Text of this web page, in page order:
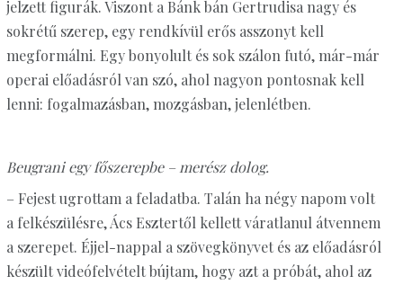
jelzett figurák. Viszont a Bánk bán Gertrudisa nagy és
sokrétű szerep, egy rendkívül erős asszonyt kell
megformálni. Egy bonyolult és sok szálon futó, már-már
operai előadásról van szó, ahol nagyon pontosnak kell
lenni: fogalmazásban, mozgásban, jelenlétben.
Beugrani egy főszerepbe – merész dolog.
– Fejest ugrottam a feladatba. Talán ha négy napom volt
a felkészülésre, Ács Esztertől kellett váratlanul átvennem
a szerepet. Éjjel-nappal a szövegkönyvet és az előadásról
készült videófelvételt bújtam, hogy azt a próbát, ahol az